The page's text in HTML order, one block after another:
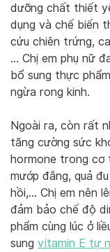
dưỡng chất thiết
dụng và chế biến
cứu chiên trứng,
… Chị em phụ nữ
bổ sung thực
ngừa rong kinh.
Ngoài ra, còn rất
tăng cường sức
hormone trong cơ
mướp đắng, quả
hồi,… Chị em nên
đảm bảo chế độ
phẩm cùng lúc ở
sung vitamin E tự